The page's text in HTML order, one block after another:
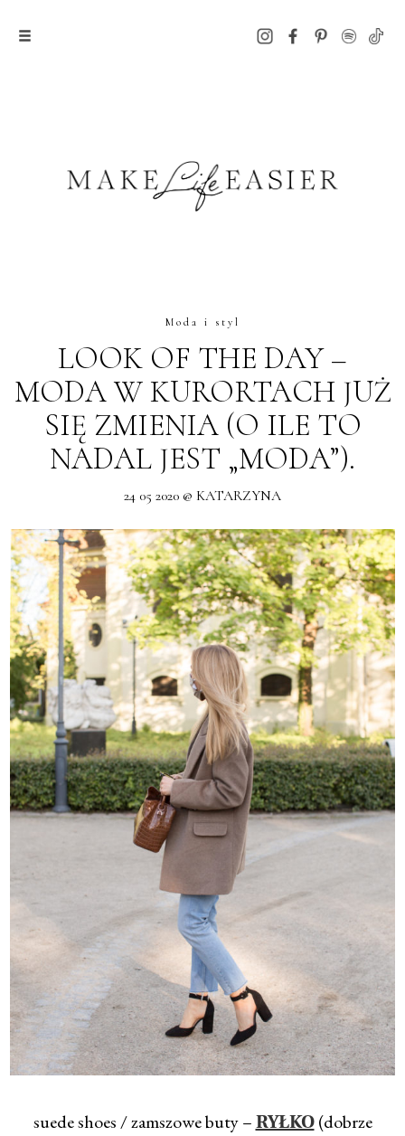
Moda i styl
LOOK OF THE DAY –
MODA W KURORTACH JUŻ
SIĘ ZMIENIA (O ILE TO
NADAL JEST „MODA”).
24 05 2020 @ KATARZYNA
suede shoes / zamszowe buty – RYŁKO(dobrze